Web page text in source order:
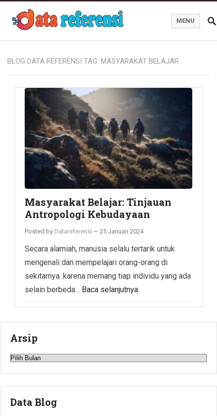
MENU
BLOG DATA REFERENSI TAG: MASYARAKAT BELAJAR
Masyarakat Belajar: Tinjauan
Antropologi Kebudayaan
Posted by Datareferensi — 25 Januari 2024
Secara alamiah, manusia selalu tertarik untuk
mengenali dan mempelajari orang-orang di
sekitarnya. karena memang tiap individu yang ada
selain berbeda… Baca selanjutnya
Arsip
Arsip
Data Blog